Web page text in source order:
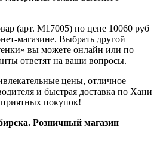
(арт. M17005) по цене 10060 руб
магазине. Выбрать другой
вы можете онлайн или по
ответят на ваши вопросы.
цены, отличное
и быстрая доставка по Хани
покупок!
Розничный магазин